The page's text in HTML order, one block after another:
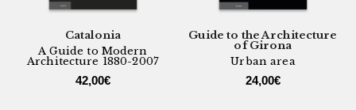
Catalonia
A Guide to Modern
Architecture 1880-2007
42,00€
Guide to the Architecture
of Girona
Urban area
24,00€